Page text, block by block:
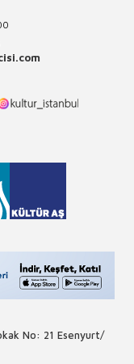
No: 21 Esenyurt/